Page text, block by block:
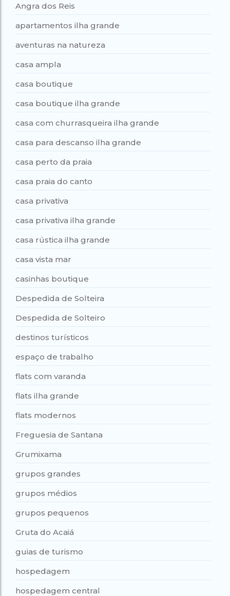
Angra dos Reis
apartamentos ilha grande
aventuras na natureza
casa ampla
casa boutique
casa boutique ilha grande
casa com churrasqueira ilha grande
casa para descanso ilha grande
casa perto da praia
casa praia do canto
casa privativa
casa privativa ilha grande
casa rústica ilha grande
casa vista mar
casinhas boutique
Despedida de Solteira
Despedida de Solteiro
destinos turísticos
espaço de trabalho
flats com varanda
flats ilha grande
flats modernos
Freguesia de Santana
Grumixama
grupos grandes
grupos médios
grupos pequenos
Gruta do Acaiá
guias de turismo
hospedagem
hospedagem central